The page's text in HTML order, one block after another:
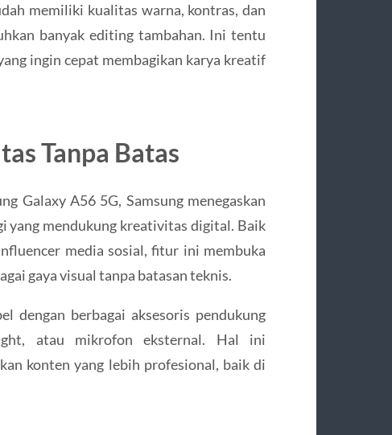
memiliki kualitas warna, kontras, dan
banyak editing tambahan. Ini tentu
ingin cepat membagikan karya kreatif
Tanpa Batas
Galaxy A56 5G, Samsung menegaskan
yang mendukung kreativitas digital. Baik
media sosial, fitur ini membuka
gaya visual tanpa batasan teknis.
dengan berbagai aksesoris pendukung
atau mikrofon eksternal. Hal ini
konten yang lebih profesional, baik di